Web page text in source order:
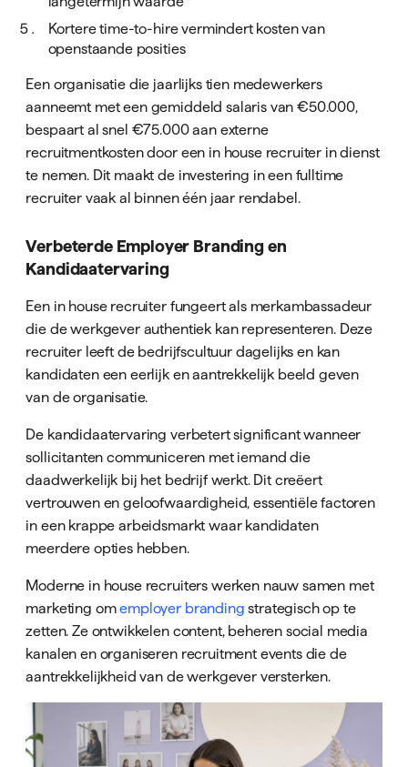
Kortere time-to-hire vermindert kosten van
openstaande posities
Een organisatie die jaarlijks tien medewerkers
aanneemt met een gemiddeld salaris van €50.000,
bespaart al snel €75.000 aan externe
recruitmentkosten door een in house recruiter in dienst
te nemen. Dit maakt de investering in een fulltime
recruiter vaak al binnen één jaar rendabel.
Verbeterde Employer Branding en
Kandidaatervaring
Een in house recruiter fungeert als merkambassadeur
die de werkgever authentiek kan representeren. Deze
recruiter leeft de bedrijfscultuur dagelijks en kan
kandidaten een eerlijk en aantrekkelijk beeld geven
van de organisatie.
De kandidaatervaring verbetert significant wanneer
sollicitanten communiceren met iemand die
daadwerkelijk bij het bedrijf werkt. Dit creëert
vertrouwen en geloofwaardigheid, essentiële factoren
in een krappe arbeidsmarkt waar kandidaten
meerdere opties hebben.
Moderne in house recruiters werken nauw samen met
marketing omemployer branding strategisch op te
zetten. Ze ontwikkelen content, beheren social media
kanalen en organiseren recruitment events die de
aantrekkelijkheid van de werkgever versterken.